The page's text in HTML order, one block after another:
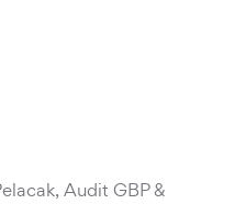
Audit GBP &